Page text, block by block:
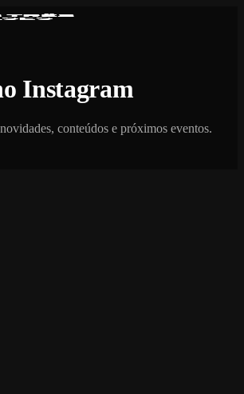
Instagram
conteúdos e próximos eventos.